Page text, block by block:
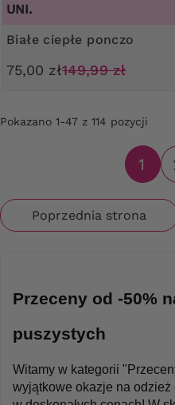
UNI.
Białe ciepłe ponczo
75,00 zł149,99 zł
Pokazano 1-47 z 114 pozycji
1
Poprzednia strona
Przeceny od -50%
puszystych
Witamy w kategorii
wyjątkowe okazje na